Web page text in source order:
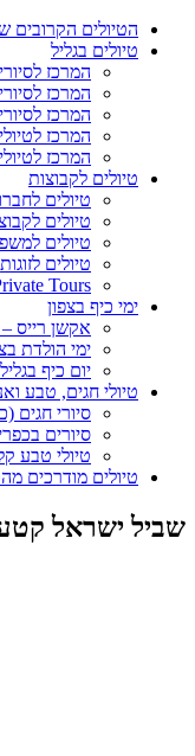
הטיולים הקרובים
טיולים בגליל
המרכז
המרכז
המרכז
המרכז
המרכז
טיולים לקבוצות
טיולים
טיולים
טיולים
טיולים לזוגות
Private Tours
ימי כיף בצפון
אקשן רייס –
ימי הולדת
יום כיף בגליל
טיולי חגים, טבע
סיורי חגים
סיורים
טיולי טבע
טיולים מודרכים
שביל ישראל קטע 12 – מציפורי לצומת